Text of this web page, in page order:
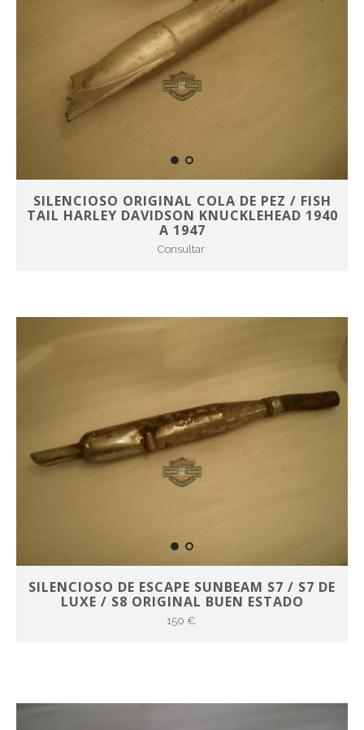
SILENCIOSO ORIGINAL COLA DE PEZ / FISH
TAIL HARLEY DAVIDSON KNUCKLEHEAD 1940
A 1947
Consultar
SILENCIOSO DE ESCAPE SUNBEAM S7 / S7 DE
LUXE / S8 ORIGINAL BUEN ESTADO
150 €